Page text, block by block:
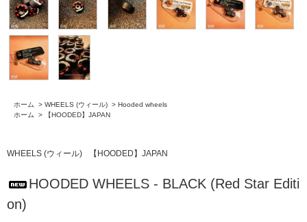
ホーム > WHEELS (ウィール) > Hooded wheels
ホーム
> 【HOODED】JAPAN
WHEELS (ウィール) 【HOODED】JAPAN
HOODED WHEELS - BLACK (Red Star Editi
on)